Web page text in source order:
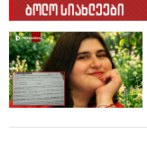
ბოლო სიახლეები